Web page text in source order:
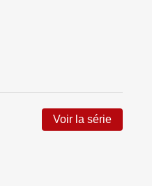
Voir la série